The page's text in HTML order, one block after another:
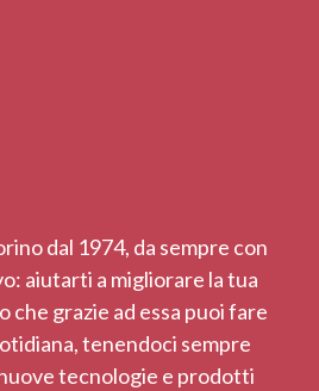
dal 1974, da sempre con
aiutarti a migliorare la tua
che grazie ad essa puoi fare
tenendoci sempre
tecnologie e prodotti